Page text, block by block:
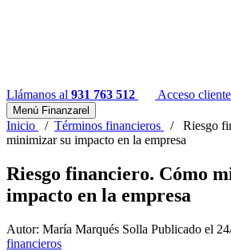
Llámanos al 931 763 512 Acceso
Menú Finanzarel
Inicio / Términos financieros / Riesgo
minimizar su impacto en la empresa
Riesgo financiero. Cómo
impacto en la empresa
Autor: María Marqués Solla Publicado el
financieros